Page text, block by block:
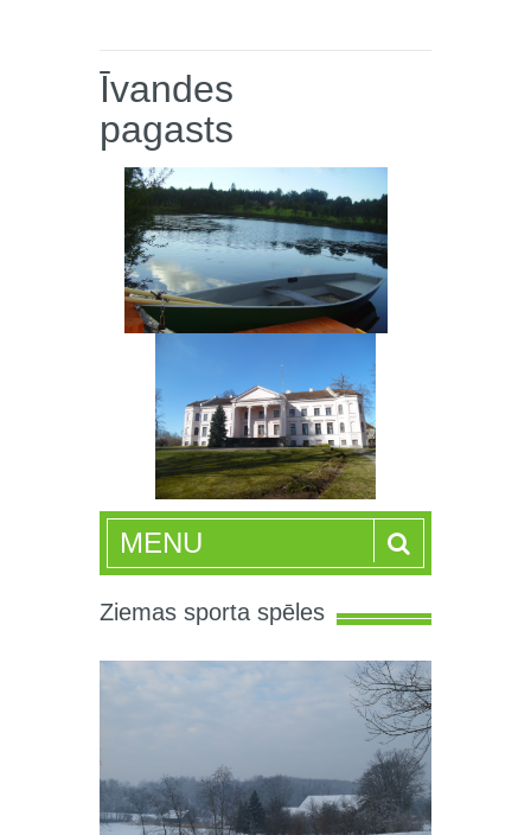
Īvandes
pagasts
MENU
Ziemas sporta spēles